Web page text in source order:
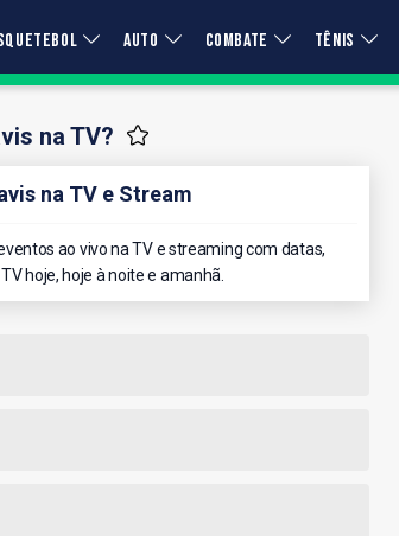
AUTO COMBATE TÊNIS
na TV?
na TV e Stream
ao vivo na TV e streaming com datas,
hoje, hoje à noite e amanhã.